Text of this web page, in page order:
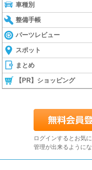
車種別
整備手帳
パーツレビュー
スポット
まとめ
【PR】ショッピング
ログインするとお気
管理が出来るように